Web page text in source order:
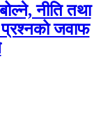
नीति तथा
प्रश्नको जवाफ